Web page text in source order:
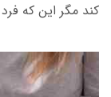
کند مگر این که